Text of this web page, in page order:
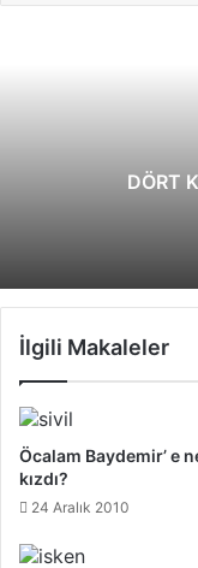
DÖRT
İlgili Makaleler
Öcalam Baydemir’ e
kızdı?
24 Aralık 2010